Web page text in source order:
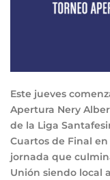
Este jueves
Apertura Nery
de la Liga
Cuartos de Final
jornada que
Unión siendo local